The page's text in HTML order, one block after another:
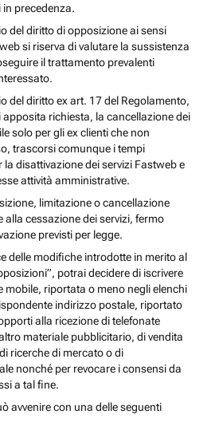
precedenza.
del diritto di opposizione ai sensi
si riserva di valutare la sussistenza
il trattamento prevalenti
del diritto ex art. 17 del Regolamento,
richiesta, la cancellazione dei
solo per gli ex clienti che non
trascorsi comunque i tempi
disattivazione dei servizi Fastweb e
attività amministrative.
limitazione o cancellazione
cessazione dei servizi, fermo
previsti per legge.
delle modifiche introdotte in merito al
potrai decidere di iscrivere
mobile, riportata o meno negli elenchi
indirizzo postale, riportato
alla ricezione di telefonate
materiale pubblicitario, di vendita
ricerche di mercato o di
nonché per revocare i consensi da
a tal fine.
avvenire con una delle seguenti